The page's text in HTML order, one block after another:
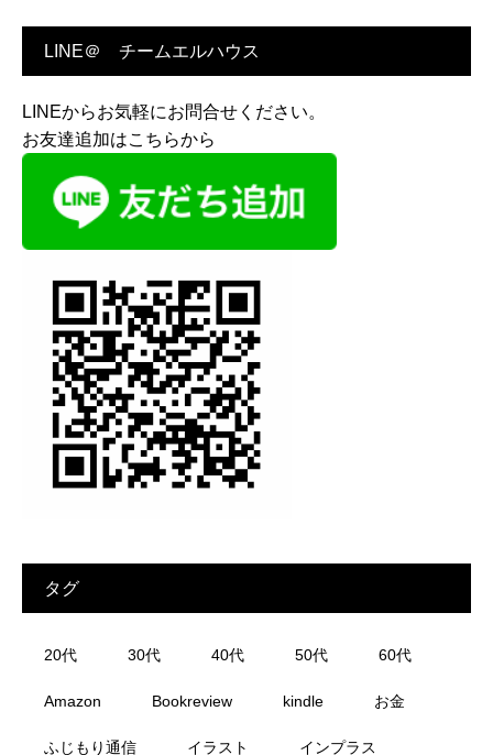
LINE＠ チームエルハウス
LINEからお気軽にお問合せください。
お友達追加はこちらから
タグ
20代 30代 40代 50代 60代
Amazon Bookreview kindle お金
ふじもり通信 イラスト インプラス